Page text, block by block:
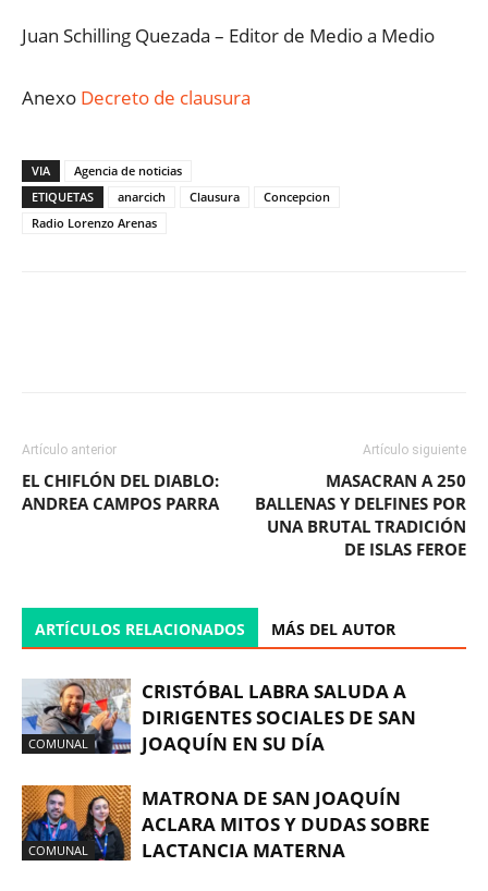
Juan Schilling Quezada – Editor de Medio a Medio
Anexo Decreto de clausura
VIA
Agencia de noticias
ETIQUETAS
anarcich Clausura
Concepcion
Radio Lorenzo Arenas
Artículo anterior
EL CHIFLÓN DEL DIABLO:
ANDREA CAMPOS PARRA
Artículo siguiente
MASACRAN A 250
BALLENAS Y DELFINES POR
UNA BRUTAL TRADICIÓN
DE ISLAS FEROE
ARTÍCULOS RELACIONADOS MÁS DEL AUTOR
COMUNAL
CRISTÓBAL LABRA SALUDA A
DIRIGENTES SOCIALES DE SAN
JOAQUÍN EN SU DÍA
COMUNAL
MATRONA DE SAN JOAQUÍN
ACLARA MITOS Y DUDAS SOBRE
LACTANCIA MATERNA